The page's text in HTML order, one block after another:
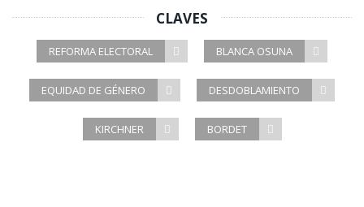
CLAVES
REFORMA ELECTORAL BLANCA OSUNA
EQUIDAD DE GÉNERO DESDOBLAMIENTO
KIRCHNER BORDET